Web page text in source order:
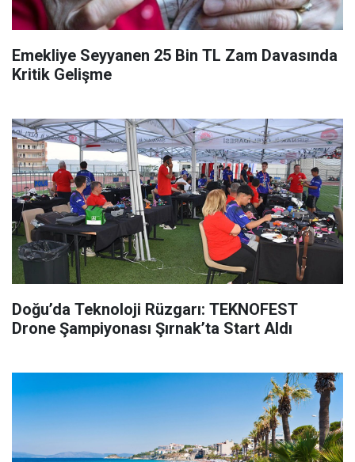
Emekliye Seyyanen 25 Bin TL Zam Davasında
Kritik Gelişme
Doğu’da Teknoloji Rüzgarı: TEKNOFEST
Drone Şampiyonası Şırnak’ta Start Aldı